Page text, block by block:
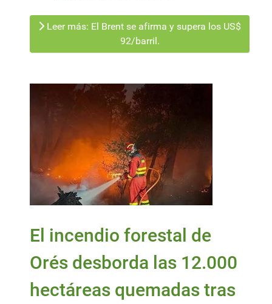
Leer más: El Brent se afirma y supera los US$
92/barril.
El incendio forestal de
Orés desborda las 12.000
hectáreas quemadas tras